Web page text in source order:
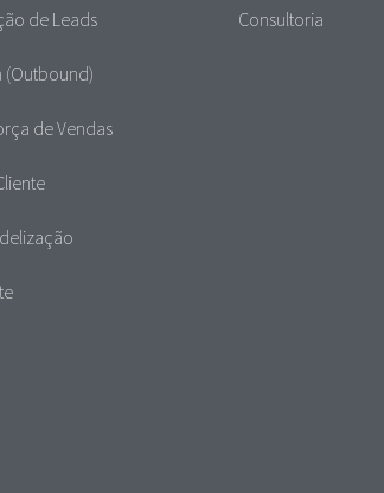
de Leads
(Outbound)
de Vendas
Consultoria